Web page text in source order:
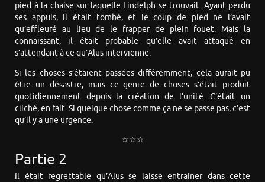
pied à la chaise sur laquelle Lindelph se trouvait. Ayant perdu
ses appuis, il était tombé, et le coup de pied ne l’avait
qu’effleuré au lieu de le frapper de plein fouet. Mais la
connaissant, il était probable qu’elle avait attaqué en
s’attendant à ce qu’Alus intervienne.
Si les choses s’étaient passées différemment, cela aurait pu
être un désastre, mais ce genre de choses s’était produit
quotidiennement depuis la création de l’unité. C’était un
cliché, en fait. Si quelque chose comme ça ne se passe pas, c’est
qu’il y a une urgence.
☆☆☆
Partie 2
Il était regrettable qu’Alus se laisse entraîner dans cette